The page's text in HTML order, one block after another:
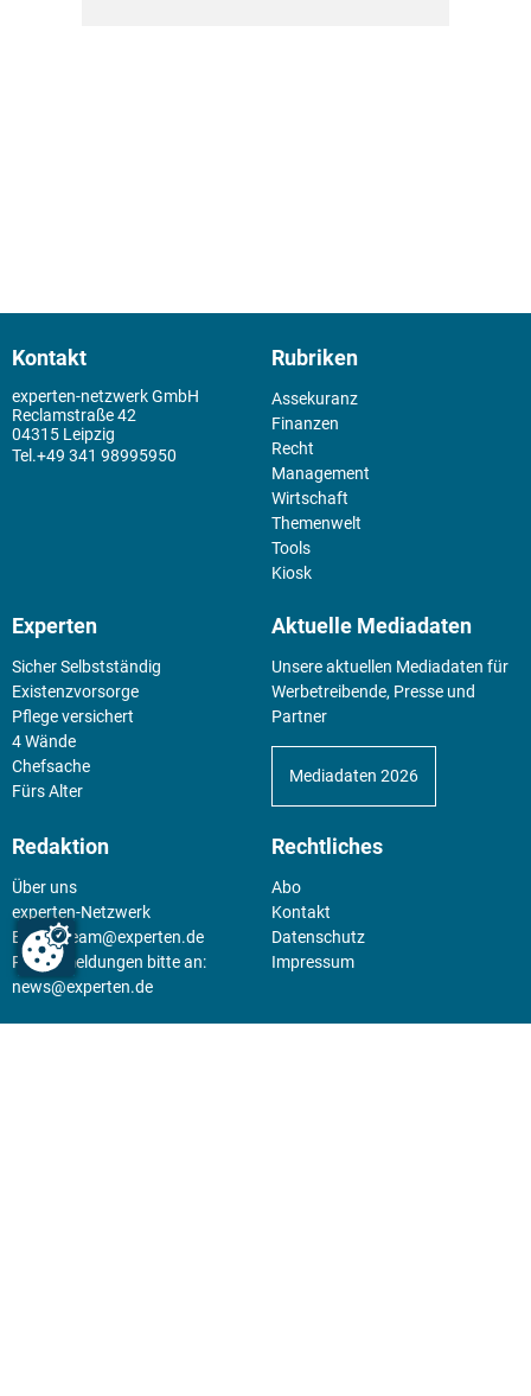
Kontakt
experten-netzwerk GmbH
Reclamstraße 42
04315 Leipzig
+49 341 98995950
Rubriken
Assekuranz
Finanzen
Recht
Management
Wirtschaft
Themenwelt
Tools
Kiosk
Experten
Sicher Selbstständig
Existenz­vorsorge
Pflege versichert
4 Wände
Chefsache
Fürs Alter
Aktuelle Mediadaten
Unsere aktuellen Mediadaten für
Werbetreibende, Presse und
Partner
Mediadaten 2026
Redaktion
Über uns
experten-Netzwerk
E-Mail:team@experten.de
Pressemeldungen bitte an:
news@experten.de
Rechtliches
Abo
Kontakt
Datenschutz
Impressum